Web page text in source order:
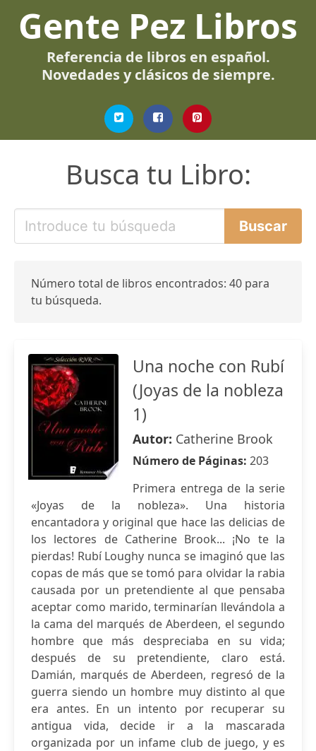
Gente Pez Libros
Referencia de libros en español.
Novedades y clásicos de siempre.
Busca tu Libro:
Número total de libros encontrados: 40 para
tu búsqueda.
Una noche con Rubí
(Joyas de la nobleza
1)
Autor: Catherine Brook
Número de Páginas: 203
Primera entrega de la serie
«Joyas de la nobleza». Una historia
encantadora y original que hace las delicias de
los lectores de Catherine Brook... ¡No te la
pierdas! Rubí Loughy nunca se imaginó que las
copas de más que se tomó para olvidar la rabia
causada por un pretendiente al que pensaba
aceptar como marido, terminarían llevándola a
la cama del marqués de Aberdeen, el segundo
hombre que más despreciaba en su vida;
después de su pretendiente, claro está.
Damián, marqués de Aberdeen, regresó de la
guerra siendo un hombre muy distinto al que
era antes. En un intento por recuperar su
antigua vida, decide ir a la mascarada
organizada por un infame club de juego, y es